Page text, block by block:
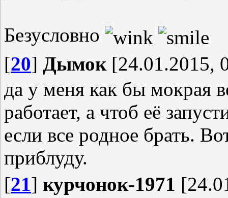
Безусловно
[20] Дымок[24.01.2015,
да у меня как бы мокрая
работает, а чтоб её
если все родное брать.
приблуду.
[21] курчонок-1971